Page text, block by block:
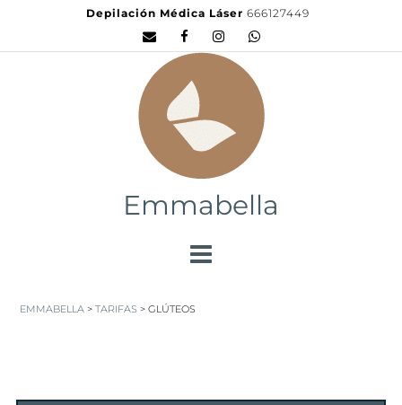
Depilación Médica Láser 666127449
Emmabella
EMMABELLA > TARIFAS > GLÚTEOS